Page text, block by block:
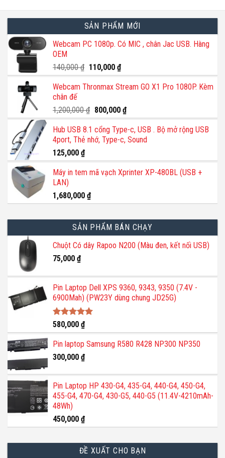
SẢN PHẨM MỚI
Webcam PC 1080p. Có MIC , chân Jac USB. Hàng
OEM
140,000₫ Giá
gốc
là:
110,000 ₫Giá
hiện
tại
110,000 ₫.
Webcam Thronmax Stream GO X1 Pro 1080P. Kèm
chân đế
1,200,000₫ Giá
gốc
là:
1,200,000 ₫.
800,000 ₫Giá
hiện
tại
là:
Hub USB 8.1 cổng Type-c, USB . Bộ mở rộng USB
4port, Thẻ nhớ, Type-c, Sound
125,000 ₫
Máy in tem mã vạch Xprinter XP-480BL (USB +
LAN)
1,680,000 ₫
SẢN PHẨM BÁN CHẠY
Chuột Có dây Rapoo N200 (Màu đen, kết nối USB)
75,000 ₫
Pin Laptop Dell XPS 9360, 9343, 9350 (7.4V -
6900Mah) (PW23Y dùng chung JD25G)
Được xếp
hạng5.00
5 sao
580,000 ₫
Pin laptop Samsung R580 R428 NP300 NP350
300,000 ₫
Pin Laptop HP 430-G4, 435-G4, 440-G4, 450-G4,
455-G4, 470-G4, 430-G5, 440-G5 (11.4V-4210mAh-
48Wh)
450,000 ₫
ĐỀ XUẤT CHO BẠN